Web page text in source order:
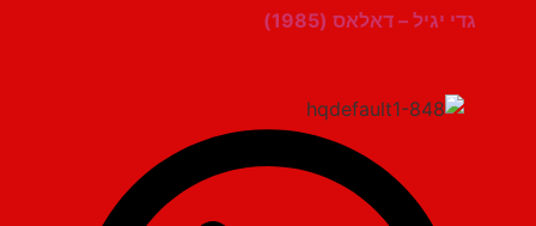
גדי יגיל – דאלאס (1985)